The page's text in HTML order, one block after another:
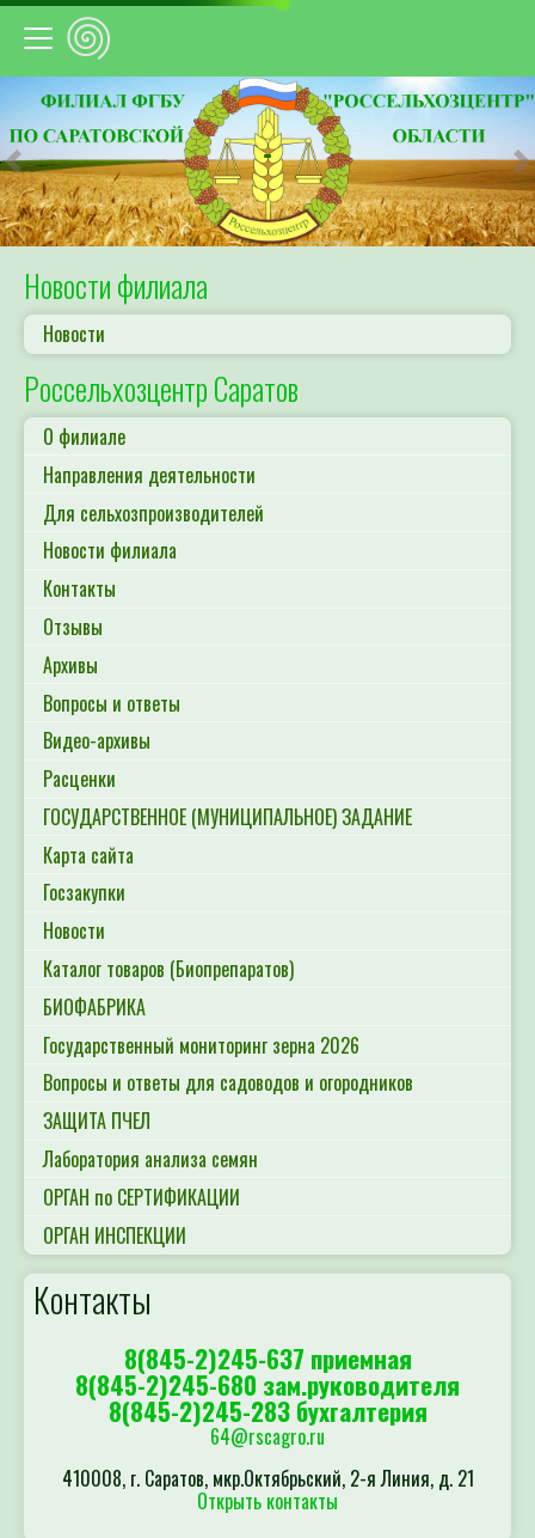
Предыдущий
Новости филиала
Новости
Россельхозцентр Саратов
О филиале
Направления деятельности
Для сельхозпроизводителей
Новости филиала
Контакты
Отзывы
Архивы
Вопросы и ответы
Видео-архивы
Расценки
ГОСУДАРСТВЕННОЕ (МУНИЦИПАЛЬНОЕ) ЗАДАНИЕ
Карта сайта
Госзакупки
Новости
Каталог товаров (Биопрепаратов)
БИОФАБРИКА
Государственный мониторинг зерна 2026
Вопросы и ответы для садоводов и огородников
ЗАЩИТА ПЧЕЛ
Лаборатория анализа семян
ОРГАН по СЕРТИФИКАЦИИ
ОРГАН ИНСПЕКЦИИ
Контакты
8(845-2)245-637 приемная
8(845-2)245-680 зам.руководителя
8(845-2)245-283 бухгалтерия
64@rscagro.ru
410008, г. Саратов, мкр.Октябрьский, 2-я Линия, д. 21
Открыть контакты